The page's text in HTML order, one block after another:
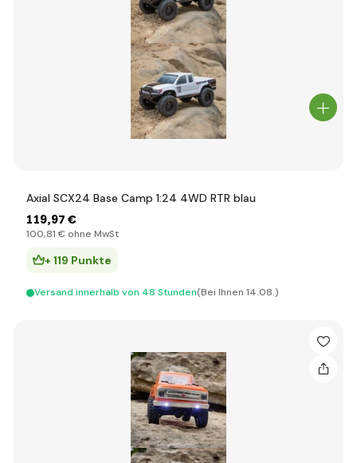
Axial SCX24 Base Camp 1:24 4WD RTR blau
119,97 €
100,81 € ohne MwSt
+ 119 Punkte
Versand innerhalb von 48 Stunden(Bei Ihnen 14.08.)